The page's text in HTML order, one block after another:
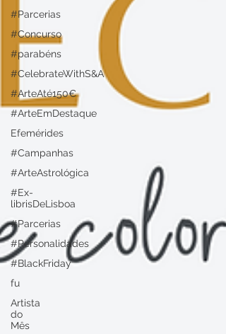
#Parcerias
#Concurso
#parabéns
#CelebrateWithS&A
#ArteAté150€
#ArteEmDestaque
Efemérides
#Campanhas
#ArteAstrológica
#Ex-
librisDeLisboa
#Parcerias
#Personalidades
#BlackFriday
fu
Artista
do
Mês